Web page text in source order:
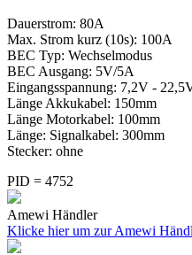
Dauerstrom: 80A
Max. Strom kurz (10s): 100A
BEC Typ: Wechselmodus
BEC Ausgang: 5V/5A
Eingangsspannung: 7,2V -
Länge Akkukabel: 150mm
Länge Motorkabel: 100mm
Länge: Signalkabel: 300mm
Stecker: ohne
PID = 4752
Amewi Händler
Klicke hier um zur Amewi